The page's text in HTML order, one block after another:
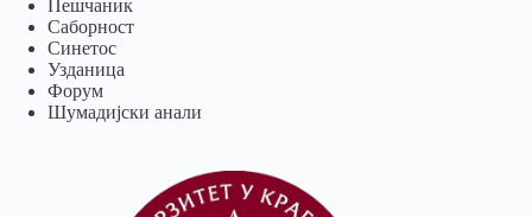
Пешчаник
Саборност
Синетос
Узданица
Форум
Шумадијски анали